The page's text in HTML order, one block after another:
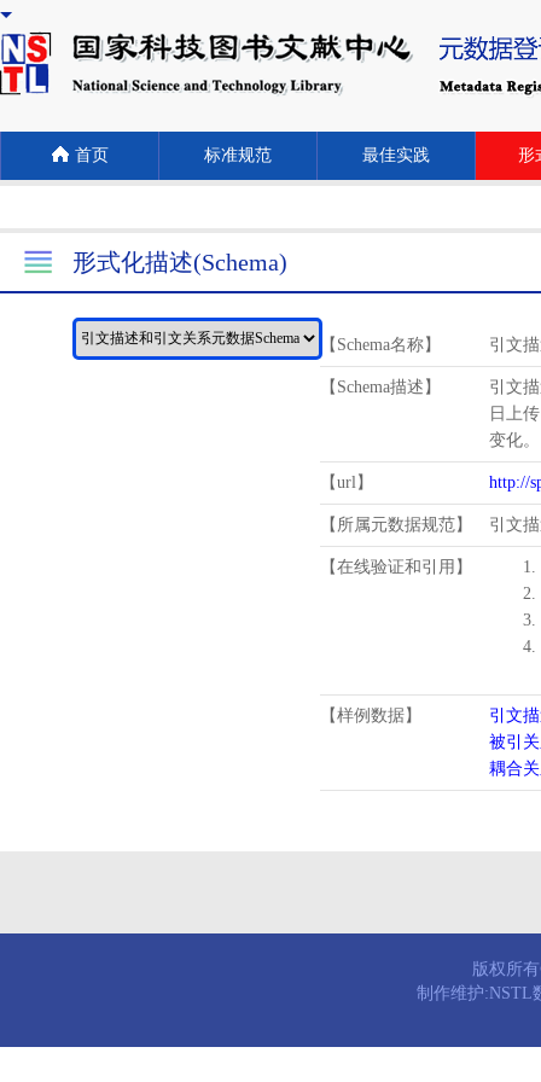
首页 标准规范 最佳实践 形
形式化描述(Schema)
【Schema名称】 引文
【Schema描述】
引文
日上
变化。
【url】 http://
【所属元数据规范】 引文
【在线验证和引用】
1.
2.
3.
4.
【样例数据】
引文
被引
耦合
版权所
制作维护:NSTL